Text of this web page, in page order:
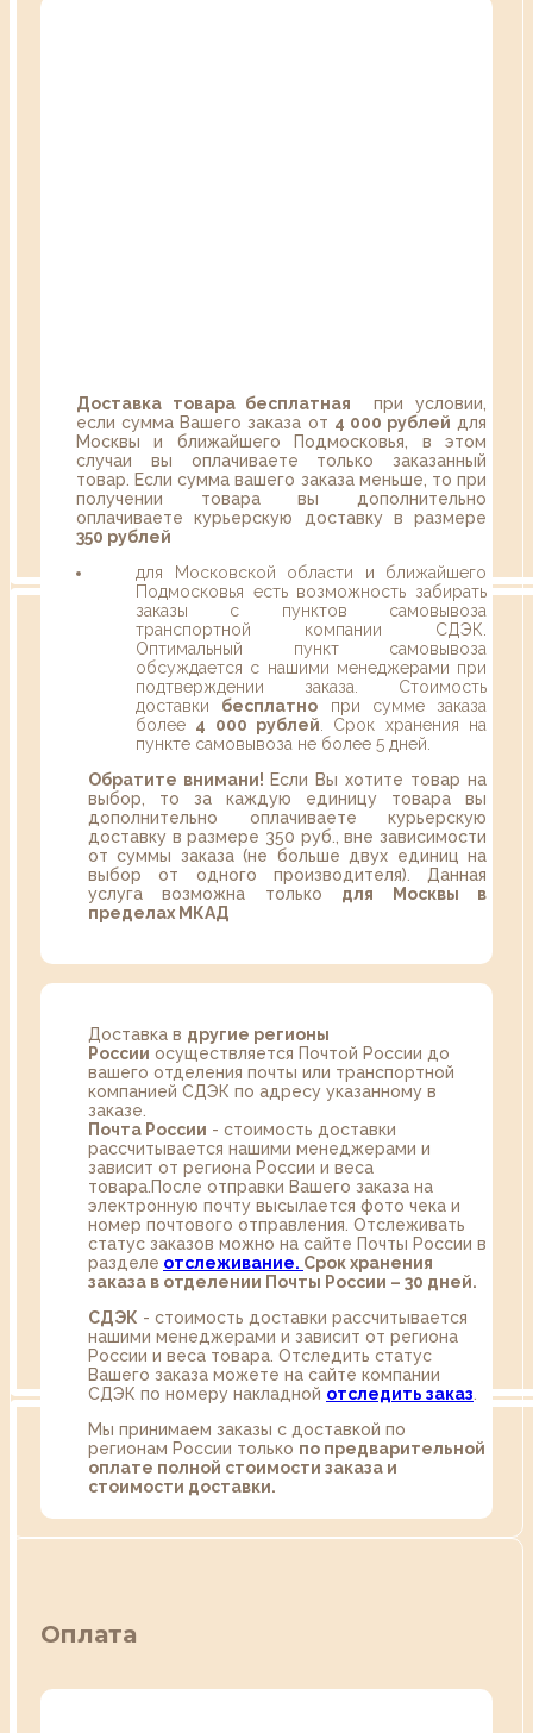
Доставка товара бесплатная при условии,
если сумма Вашего заказа от 4 000 рублей для
Москвы и ближайшего Подмосковья, в этом
случаи вы оплачиваете только заказанный
товар. Если сумма вашего заказа меньше, то при
получении товара вы дополнительно
оплачиваете курьерскую доставку в размере
350 рублей
для Московской области и ближайшего
Подмосковья есть возможность забирать
заказы с пунктов самовывоза
транспортной компании СДЭК.
Оптимальный пункт самовывоза
обсуждается с нашими менеджерами при
подтверждении заказа. Стоимость
доставки бесплатно при сумме заказа
более 4 000 рублей . Срок хранения на
пункте самовывоза не более 5 дней.
Обратите внимани! Если Вы хотите товар на
выбор, то за каждую единицу товара вы
дополнительно оплачиваете курьерскую
доставку в размере 350 руб., вне зависимости
от суммы заказа (не больше двух единиц на
выбор от одного производителя). Данная
услуга возможна только для Москвы в
пределах МКАД
Доставка в другие регионы
России осуществляется Почтой России до
вашего отделения почты или транспортной
компанией СДЭК по адресу указанному в
заказе.
Почта России - стоимость доставки
рассчитывается нашими менеджерами и
зависит от региона России и веса
товара.После отправки Вашего заказа на
электронную почту высылается фото чека и
номер почтового отправления. Отслеживать
статус заказов можно на сайте Почты России в
разделе oтслеживание. Срок хранения
заказа в отделении Почты России – 30 дней.
СДЭК - стоимость доставки рассчитывается
нашими менеджерами и зависит от региона
России и веса товара. Отследить статус
Вашего заказа можете на сайте компании
СДЭК по номеру накладной отследить заказ
Мы принимаем заказы с доставкой по
регионам России только по предварительной
оплате полной стоимости заказа и
стоимости доставки.
Оплата